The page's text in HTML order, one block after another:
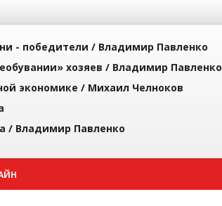
- победители / Владимир Павленко
хозяев / Владимир Павленко
экономике / Михаил Челноков
/ Владимир Павленко